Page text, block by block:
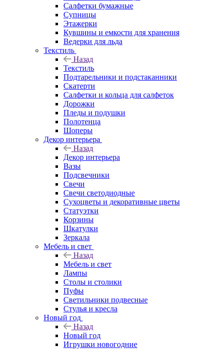
Салфетки бумажные
Супницы
Этажерки
Кувшины и емкости для хранения
Ведерки для льда
Текстиль
Назад
Текстиль
Подтарельники и подстаканники
Скатерти
Салфетки и кольца для салфеток
Дорожки
Пледы и подушки
Полотенца
Шоперы
Декор интерьера
Назад
Декор интерьера
Вазы
Подсвечники
Свечи
Свечи светодиодные
Сухоцветы и декоративные цветы
Статуэтки
Корзины
Шкатулки
Зеркала
Мебель и свет
Назад
Мебель и свет
Лампы
Столы и столики
Пуфы
Светильники подвесные
Стулья и кресла
Новый год
Назад
Новый год
Игрушки новогодние